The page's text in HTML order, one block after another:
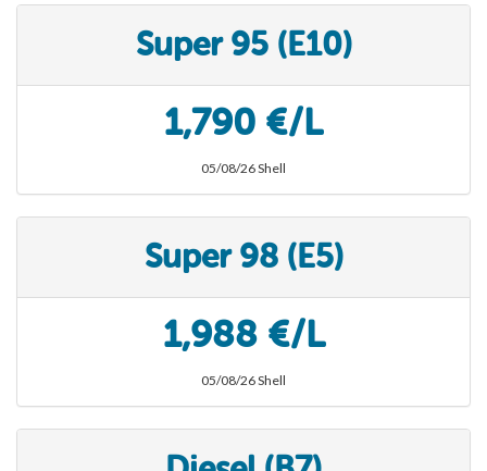
Super 95 (E10)
1,790 €/L
05/08/26 Shell
Super 98 (E5)
1,988 €/L
05/08/26 Shell